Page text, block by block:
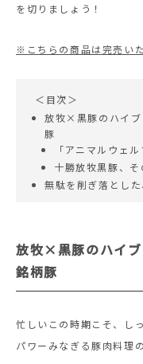
を切りましょう！
※こちらの商品は完売いた
＜目次＞
放牧×黒豚のハイブ
豚
「アニマルウェ
十勝放牧黒豚、そ
無駄を削ぎ落とし
放牧×黒豚のハイ
銘柄豚
忙しいこの時期こそ、し
パワーみなぎる豚肉料理